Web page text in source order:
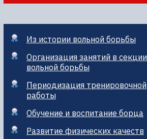
Из истории вольной борьбы
Организация занятий в секции
вольной борьбы
Периодизация тренировочной
работы
Обучение и воспитание борца
Развитие физических качеств